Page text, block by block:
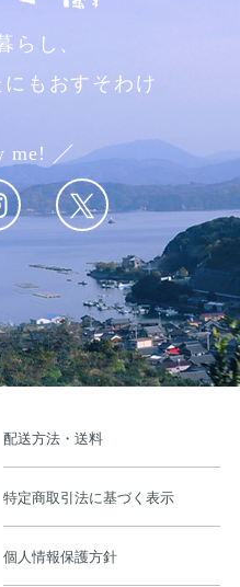
らし、
もおすそわけ
me!
配送方法・送料
特定商取引法に基づく表示
個人情報保護方針